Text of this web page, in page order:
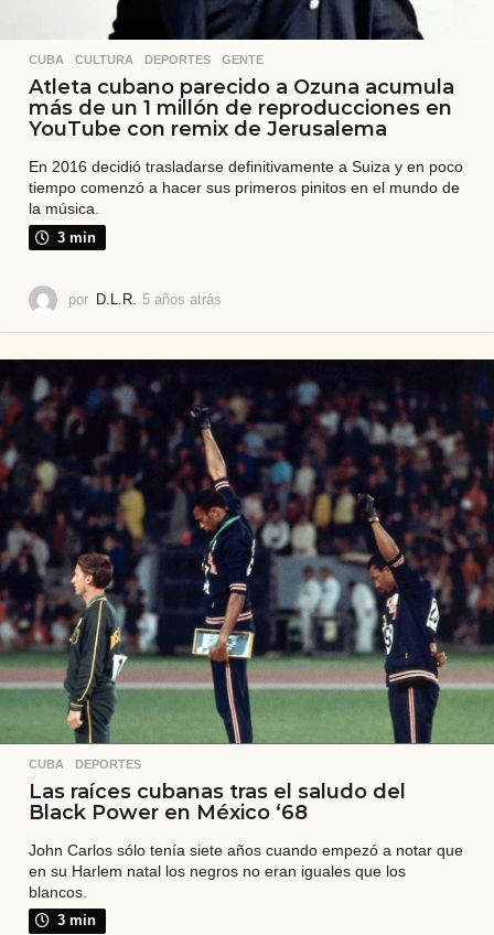
CUBA ,CULTURA ,DEPORTES ,GENTE
Atleta cubano parecido a Ozuna acumula
más de un 1 millón de reproducciones en
YouTube con remix de Jerusalema
En 2016 decidió trasladarse definitivamente a Suiza y en poco
tiempo comenzó a hacer sus primeros pinitos en el mundo de
la música.
3 min
por D.L.R. 5 años atrás
o
a
á
s
CUBA ,DEPORTES
Las raíces cubanas tras el saludo del
Black Power en México ‘68
John Carlos sólo tenía siete años cuando empezó a notar que
en su Harlem natal los negros no eran iguales que los
blancos.
3 min